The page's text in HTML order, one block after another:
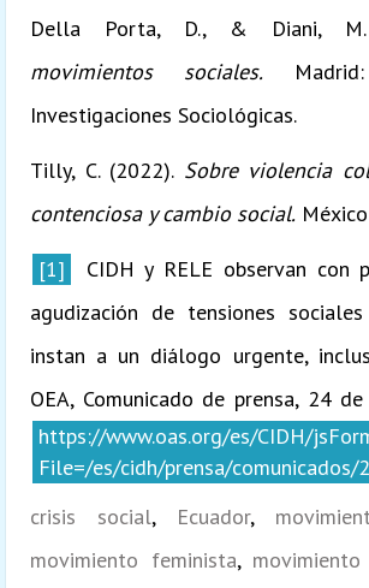
Della Porta, D., & Diani,
movimientos sociales.
Investigaciones Sociológicas.
Tilly, C. (2022). Sobre violencia
contenciosa y cambio social.
[1]
CIDH y RELE observan con
agudización de tensiones
instan a un diálogo urgente,
OEA, Comunicado de prensa, 24
https://www.oas.org/es/CIDH/
File=/es/cidh/prensa/comunicados/
crisis social, Ecuador,
movimiento feminista,